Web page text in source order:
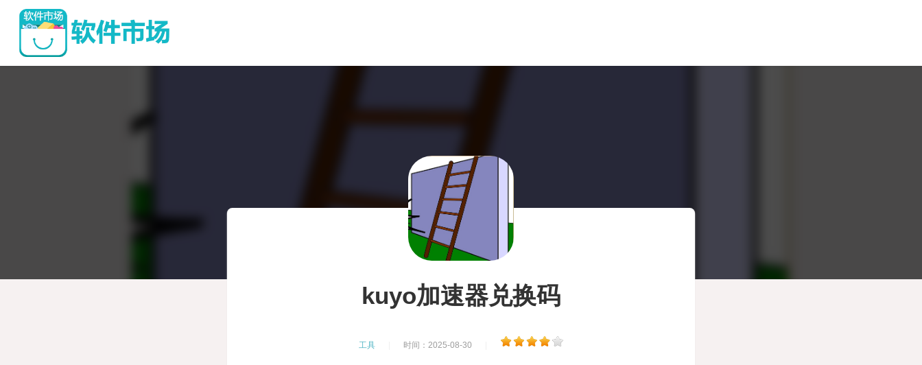
kuyo加速器兑换码
工具 时间：2025-08-30